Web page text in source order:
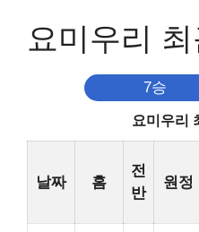
요미우리
7승
요미우리
날짜 홈
전
반
원정